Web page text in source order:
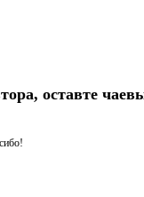
оставте